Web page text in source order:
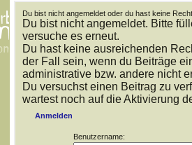
Du bist nicht angemeldet oder du hast keine
Du bist nicht angemeldet. Bitte
versuche es erneut.
Du hast keine ausreichenden
der Fall sein, wenn du Beiträge
administrative bzw. andere nicht
Du versuchst einen Beitrag zu
wartest noch auf die Aktivierung
Anmelden
Benutzername: